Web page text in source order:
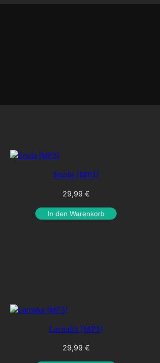
Enola [MP3]
29,99 €
In den Warenkorb
Larnaka [MP3]
29,99 €